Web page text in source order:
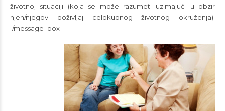
životnoj situaciji (koja se može razumeti uzimajući u obzir
njen/njegov doživljaj celokupnog životnog okruženja).
[/message_box]